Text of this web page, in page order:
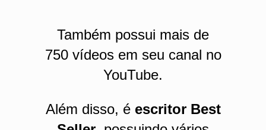
Também possui mais de
750 vídeos em seu canal no
YouTube.
Além disso, é escritor Best